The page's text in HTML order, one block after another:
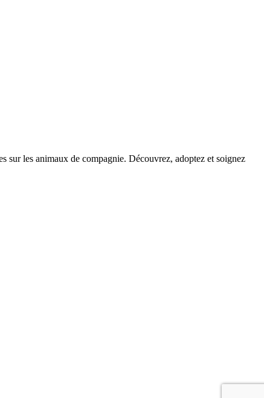
sur les animaux de compagnie. Découvrez, adoptez et soignez